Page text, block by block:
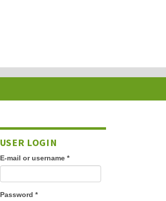
USER LOGIN
E-mail or username *
Password *